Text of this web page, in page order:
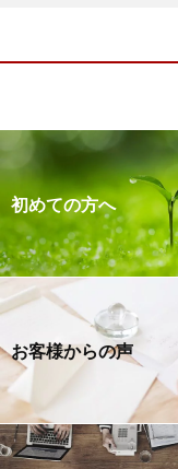
初めての方へ
お客様からの声